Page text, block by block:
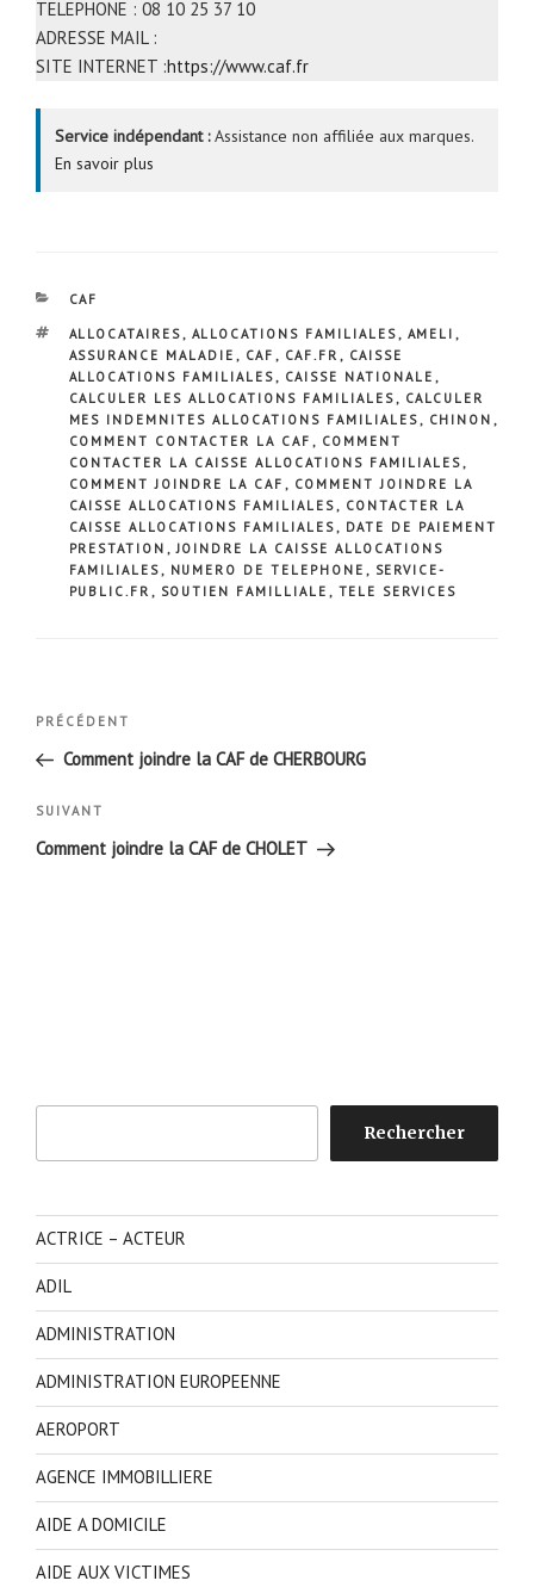
TELEPHONE : 08 10 25 37 10
ADRESSE MAIL :
SITE INTERNET :https://www.caf.fr
Service indépendant :Assistance non affiliée aux marques.
En savoir plus
CATÉGORIES
CAF
ÉTIQUETTES
ALLOCATAIRES, ALLOCATIONS FAMILIALES, AMELI ,
ASSURANCE MALADIE , CAF , CAF.FR , CAISSE
ALLOCATIONS FAMILIALES, CAISSE NATIONALE ,
CALCULER LES ALLOCATIONS FAMILIALES, CALCULER
MES INDEMNITES ALLOCATIONS FAMILIALES, CHINON ,
COMMENT CONTACTER LA CAF , COMMENT
CONTACTER LA CAISSE ALLOCATIONS FAMILIALES,
COMMENT JOINDRE LA CAF , COMMENT JOINDRE LA
CAISSE ALLOCATIONS FAMILIALES, CONTACTER LA
CAISSE ALLOCATIONS FAMILIALES, DATE DE PAIEMENT
PRESTATION ,JOINDRE LA CAISSE ALLOCATIONS
FAMILIALES, NUMERO DE TELEPHONE , SERVICE-
PUBLIC.FR , SOUTIEN FAMILLIALE , TELE SERVICES
Navigation
l’article
Article
précédent
PRÉCÉDENT
Comment joindre la CAF de CHERBOURG
Article
suivant
SUIVANT
Comment joindre la CAF de CHOLET
Rechercher
ACTRICE – ACTEUR
ADIL
ADMINISTRATION
ADMINISTRATION EUROPEENNE
AEROPORT
AGENCE IMMOBILLIERE
AIDE A DOMICILE
AIDE AUX VICTIMES